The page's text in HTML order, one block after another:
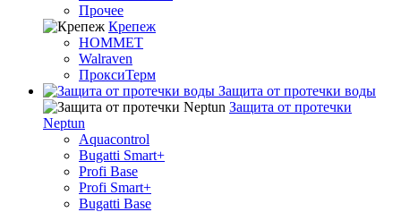
Прочее
Крепеж
HOMMET
Walraven
ПроксиТерм
Защита от протечки воды
Защита от протечки
Neptun
Aquacontrol
Bugatti Smart+
Profi Base
Profi Smart+
Bugatti Base